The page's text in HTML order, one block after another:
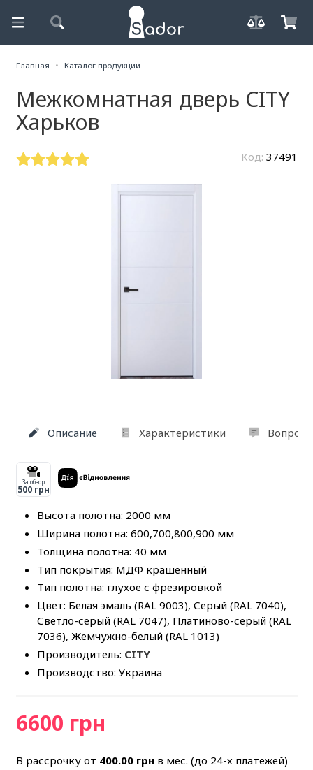
Главная Каталог продукции
Межкомнатная дверь CITY
Харьков
Код: 37491
Описание Характеристики
За обзор
500 грн
Высота полотна: 2000 мм
Ширина полотна: 600,700,800,900 мм
Толщина полотна: 40 мм
Тип покрытия: МДФ крашенный
Тип полотна: глухое с фрезировкой
Цвет: Белая эмаль (RAL 9003), Серый (RAL 7040),
Светло-серый (RAL 7047), Платиново-серый (RAL
7036), Жемчужно-белый (RAL 1013)
Производитель: CITY
Производство: Украина
6600 грн
В рассрочку от 400.00грнв мес. (до 24-х платежей)